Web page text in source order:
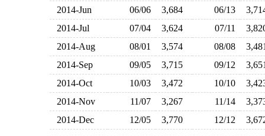
2014-Jun
06/06 3,684 06/13
2014-Jul
07/04 3,624 07/11
2014-Aug
08/01 3,574 08/08
2014-Sep
09/05 3,715 09/12
2014-Oct
10/03 3,472 10/10
2014-Nov
11/07 3,267 11/14
2014-Dec
12/05 3,770 12/12